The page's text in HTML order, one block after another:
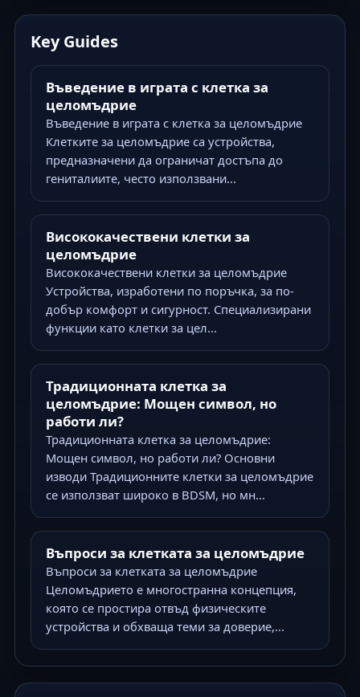
Key Guides
Въведение в играта с клетка за
целомъдрие
Въведение в играта с клетка за целомъдрие
Клетките за целомъдрие са устройства,
предназначени да ограничат достъпа до
гениталиите, често използвани...
Висококачествени клетки за
целомъдрие
Висококачествени клетки за целомъдрие
Устройства, изработени по поръчка, за по-
добър комфорт и сигурност. Специализирани
функции като клетки за цел...
Традиционната клетка за
целомъдрие: Мощен символ, но
работи ли?
Традиционната клетка за целомъдрие:
Мощен символ, но работи ли? Основни
изводи Традиционните клетки за целомъдрие
се използват широко в BDSM, но мн...
Въпроси за клетката за целомъдрие
Въпроси за клетката за целомъдрие
Целомъдрието е многостранна концепция,
която се простира отвъд физическите
устройства и обхваща теми за доверие,...